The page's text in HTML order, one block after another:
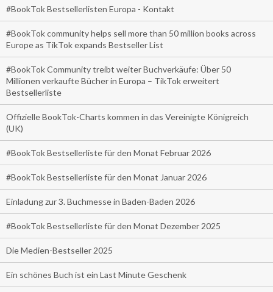
#BookTok Bestsellerlisten Europa - Kontakt
#BookTok community helps sell more than 50 million books across
Europe as TikTok expands Bestseller List
#BookTok Community treibt weiter Buchverkäufe: Über 50
Millionen verkaufte Bücher in Europa – TikTok erweitert
Bestsellerliste
Offizielle BookTok-Charts kommen in das Vereinigte Königreich
(UK)
#BookTok Bestsellerliste für den Monat Februar 2026
#BookTok Bestsellerliste für den Monat Januar 2026
Einladung zur 3. Buchmesse in Baden-Baden 2026
#BookTok Bestsellerliste für den Monat Dezember 2025
Die Medien-Bestseller 2025
Ein schönes Buch ist ein Last Minute Geschenk